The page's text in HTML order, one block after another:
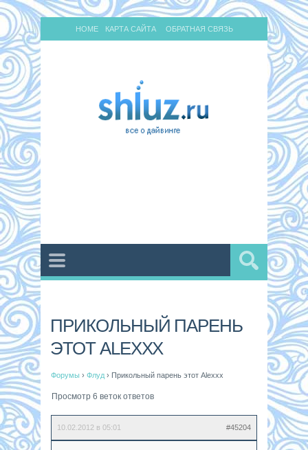
HOME КАРТА САЙТА ОБРАТНАЯ СВЯЗЬ
ПРИКОЛЬНЫЙ ПАРЕНЬ
ЭТОТ ALEXXX
Форумы › Флуд › Прикольный парень этот Alexxx
Просмотр 6 веток ответов
10.02.2012 в 05:01 #45204